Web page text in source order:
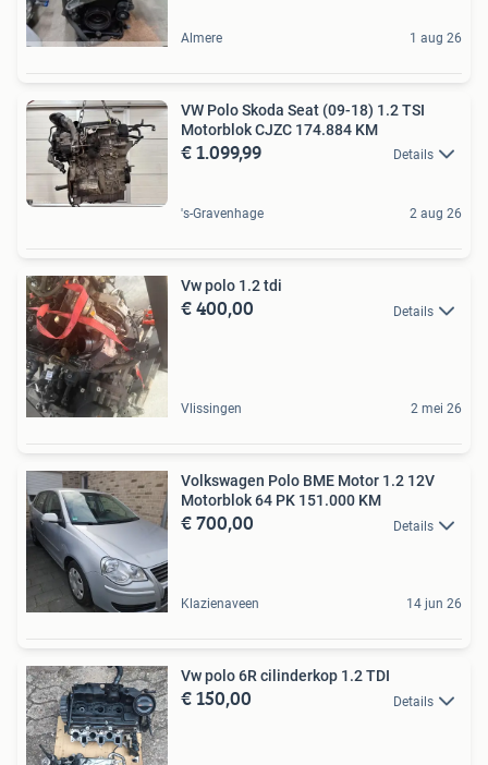
Almere 1 aug 26
VW Polo Skoda Seat (09-18) 1.2 TSI
Motorblok CJZC 174.884 KM
€ 1.099,99 Details
's-Gravenhage 2 aug 26
Vw polo 1.2 tdi
€ 400,00 Details
Vlissingen 2 mei 26
Volkswagen Polo BME Motor 1.2 12V
Motorblok 64 PK 151.000 KM
€ 700,00 Details
Klazienaveen 14 jun 26
Vw polo 6R cilinderkop 1.2 TDI
€ 150,00 Details